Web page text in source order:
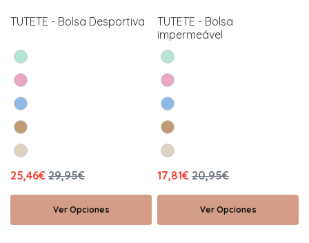
TUTETE - Bolsa Desportiva
25,46€ 29,95€
Ver Opciones
TUTETE - Bolsa
impermeável
17,81€ 20,95€
Ver Opciones